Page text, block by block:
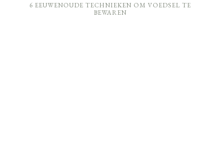
6 EEUWENOUDE TECHNIEKEN OM VOEDSEL TE
BEWAREN